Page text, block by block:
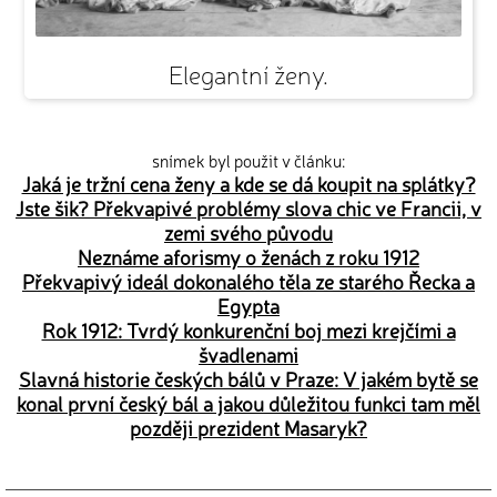
Elegantní ženy.
snímek byl použit v článku:
Jaká je tržní cena ženy a kde se dá koupit na splátky?
Jste šik? Překvapivé problémy slova chic ve Francii, v
zemi svého původu
Neznáme aforismy o ženách z roku 1912
Překvapivý ideál dokonalého těla ze starého Řecka a
Egypta
Rok 1912: Tvrdý konkurenční boj mezi krejčími a
švadlenami
Slavná historie českých bálů v Praze: V jakém bytě se
konal první český bál a jakou důležitou funkci tam měl
později prezident Masaryk?